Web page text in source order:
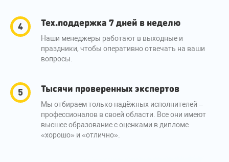
Тех.поддержка 7 дней в неделю
Наши менеджеры работают в выходные и
праздники, чтобы оперативно отвечать на ваши
вопросы.
Тысячи проверенных экспертов
Мы отбираем только надёжных исполнителей –
профессионалов в своей области. Все они имеют
высшее образование с оценками в дипломе
«хорошо» и «отлично».